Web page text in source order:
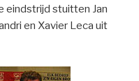
eindstrijd stuitten Jan
en Xavier Leca uit